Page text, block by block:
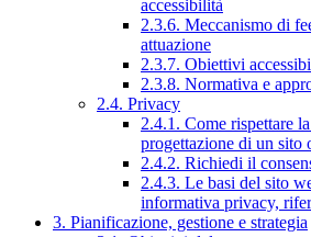
accessibilità
2.3.6. Meccanismo di
attuazione
2.3.7. Obiettivi
2.3.8. Normativa e
2.4. Privacy
2.4.1. Come rispettare
progettazione di un sito
2.4.2. Richiedi il
2.4.3. Le basi del sito
informativa privacy,
3. Pianificazione, gestione e strategia